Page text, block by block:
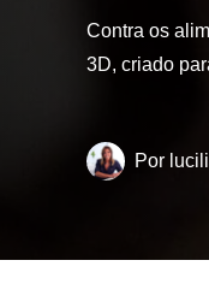
Contra os
3D, criado